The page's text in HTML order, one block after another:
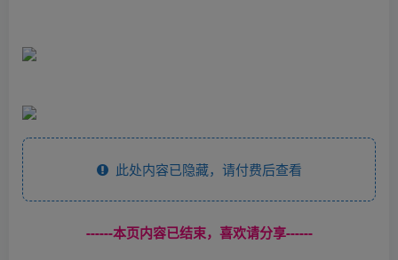
此处内容已隐藏，请付费后查看
------本页内容已结束，喜欢请分享------